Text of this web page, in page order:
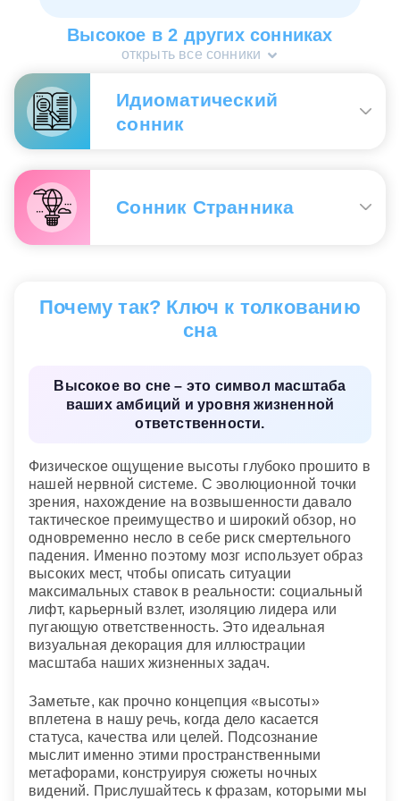
Высокое в 2 других сонниках
открыть все сонники
Идиоматический
сонник
«Ваше высочество», «высокий (большой) чин»,
«занимать высокое положение»
результатов; «высокая энергия», «недосягаемая
высота»
«установить себе высокую планку», «взять на
Идиоматический сонник
Сонник Странника
положение.
Почему так? Ключ к толкованию
сна
Высокое во сне – это символ масштаба
ваших амбиций и уровня жизненной
ответственности.
Физическое ощущение высоты глубоко прошито в
нашей нервной системе. С эволюционной точки
зрения, нахождение на возвышенности давало
тактическое преимущество и широкий обзор, но
одновременно несло в себе риск смертельного
падения. Именно поэтому мозг использует образ
высоких мест, чтобы описать ситуации
максимальных ставок в реальности: социальный
лифт, карьерный взлет, изоляцию лидера или
пугающую ответственность. Это идеальная
визуальная декорация для иллюстрации
масштаба наших жизненных задач.
Заметьте, как прочно концепция «высоты»
вплетена в нашу речь, когда дело касается
статуса, качества или целей. Подсознание
мыслит именно этими пространственными
метафорами, конструируя сюжеты ночных
видений. Прислушайтесь к фразам, которыми мы